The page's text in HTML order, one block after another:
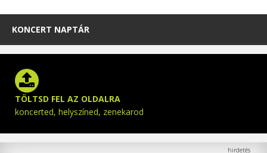
KONCERT NAPTÁR
TÖLTSD FEL AZ OLDALRA
koncerted, helyszíned, zenekarod